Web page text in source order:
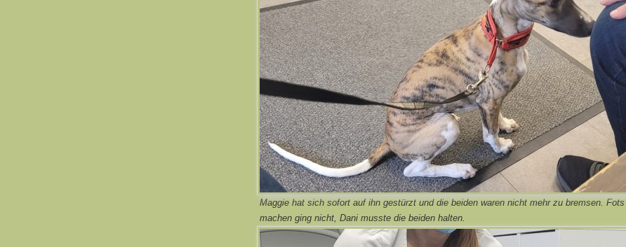
Maggie hat sich sofort auf ihn gestürzt und die beiden waren nicht mehr zu bremsen. Fots
machen ging nicht, Dani musste die beiden halten.